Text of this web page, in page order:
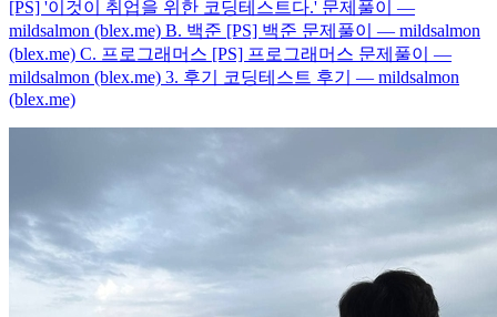
[PS] '이것이 취업을 위한 코딩테스트다.' 문제풀이 —
mildsalmon (blex.me) B. 백준 [PS] 백준 문제풀이 — mildsalmon
(blex.me) C. 프로그래머스 [PS] 프로그래머스 문제풀이 —
mildsalmon (blex.me) 3. 후기 코딩테스트 후기 — mildsalmon
(blex.me)